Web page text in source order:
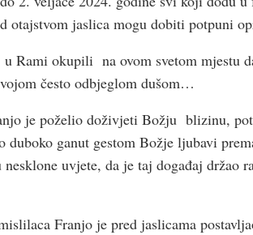
otajstvom jaslica mogu dobiti potpuni
Rami okupili na ovom svetom mjestu
često odbjeglom dušom…
je poželio doživjeti Božju blizinu,
ganut gestom Božje ljubavi
uvjete, da je taj događaj držao
Franjo je pred jaslicama